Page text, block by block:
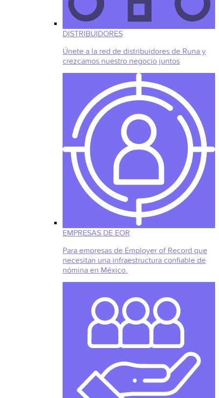
DISTRIBUIDORES
Únete a la red de distribuidores de Runa y
crezcamos nuestro negocio juntos
EMPRESAS DE EOR
Para empresas de Employer of Record que
necesitan una infraestructura confiable de
nómina en México.